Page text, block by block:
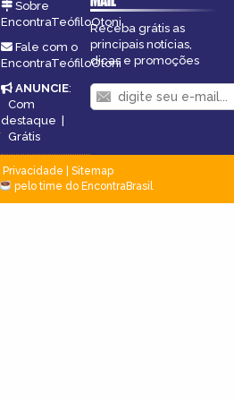
Sobre
EncontraTeófiloOtoni
Fale com o
EncontraTeófiloOtoni
ANUNCIE:
Com
destaque |
Grátis
Receba grátis as
principais notícias,
dicas e promoções
Privacidade
Sitemap
pelo time do EncontraBrasil